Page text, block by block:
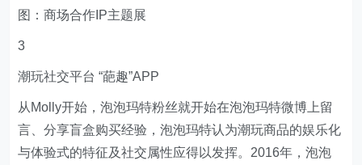
图：商场合作IP主题展
3
潮玩社交平台 “葩趣”APP
从Molly开始，泡泡玛特粉丝就开始在泡泡玛特微博上留
言、分享盲盒购买经验，泡泡玛特认为潮玩商品的娱乐化
与体验式的特征及社交属性应得以发挥。2016年，泡泡